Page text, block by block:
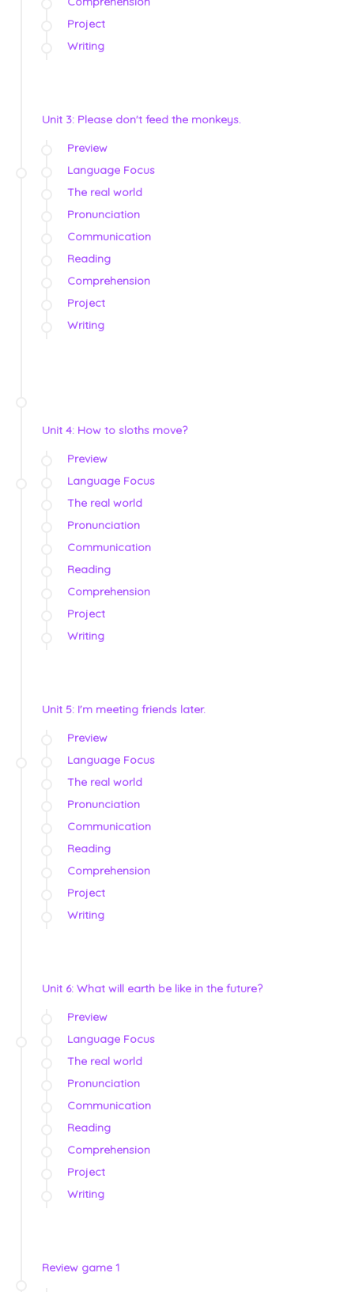
Project
Writing
Unit 3: Please don't feed the monkeys.
Preview
Language Focus
The real world
Pronunciation
Communication
Reading
Comprehension
Project
Writing
Unit 4: How to sloths move?
Preview
Language Focus
The real world
Pronunciation
Communication
Reading
Comprehension
Project
Writing
Unit 5: I'm meeting friends later.
Preview
Language Focus
The real world
Pronunciation
Communication
Reading
Comprehension
Project
Writing
Unit 6: What will earth be like in the future?
Preview
Language Focus
The real world
Pronunciation
Communication
Reading
Comprehension
Project
Writing
Review game 1